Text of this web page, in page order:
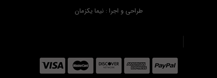
طراحی و اجرا : نیما یکزمان